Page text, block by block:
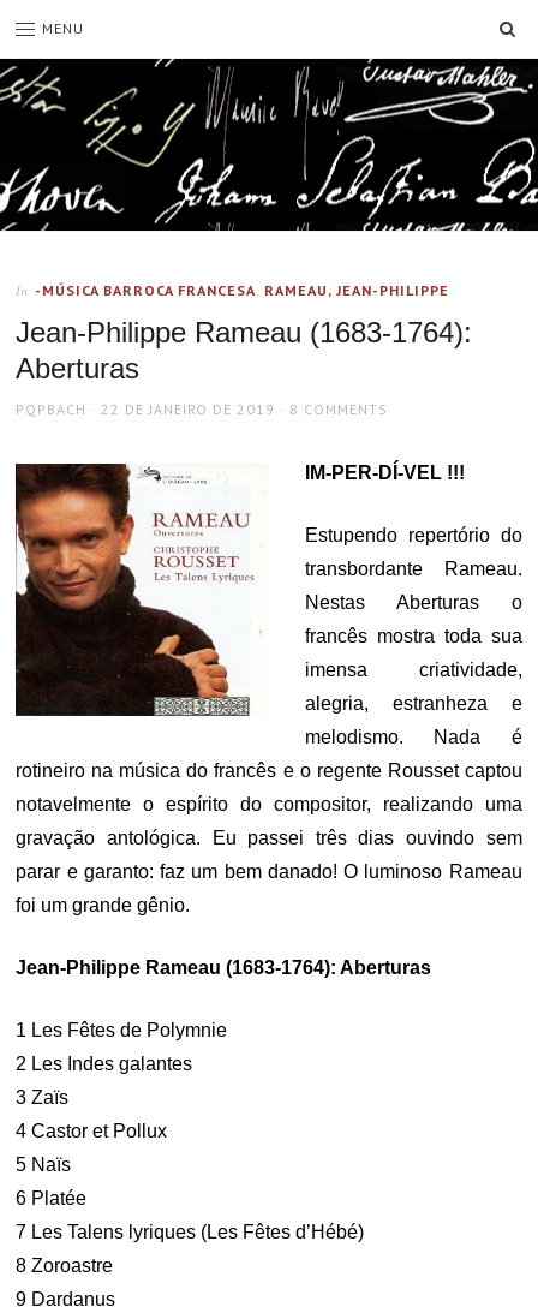
MENU
In -MÚSICA BARROCA FRANCESA, RAMEAU, JEAN-PHILIPPE
Jean-Philippe Rameau (1683-1764):
Aberturas
AUTHOR
PQPBACH
POSTED
22 DE JANEIRO DE 2019 8 COMMENTS
IM-PER-DÍ-VEL !!!
Estupendo repertório do
transbordante Rameau.
Nestas Aberturas o
francês mostra toda sua
imensa criatividade,
alegria, estranheza e
melodismo. Nada é
rotineiro na música do francês e o regente Rousset captou
notavelmente o espírito do compositor, realizando uma
gravação antológica. Eu passei três dias ouvindo sem
parar e garanto: faz um bem danado! O luminoso Rameau
foi um grande gênio.
Jean-Philippe Rameau (1683-1764): Aberturas
1 Les Fêtes de Polymnie
2 Les Indes galantes
3 Zaïs
4 Castor et Pollux
5 Naïs
6 Platée
7 Les Talens lyriques (Les Fêtes d’Hébé)
8 Zoroastre
9 Dardanus